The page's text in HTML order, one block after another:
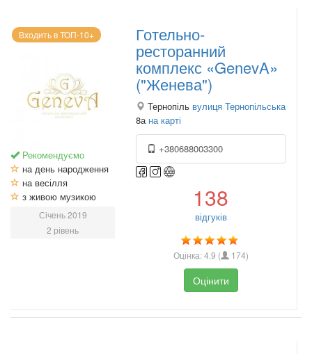
Входить в ТОП-10+
Рекомендуємо
на день народження
на весілля
з живою музикою
Січень 2019
2 рівень
Готельно-
ресторанний
комплекс «GenevA»
("Женева")
Тернопіль вулиця Тернопільська
8а на карті
+380688003300
138
відгуків
Оцінка:4.9 ( 174)
Оцінити